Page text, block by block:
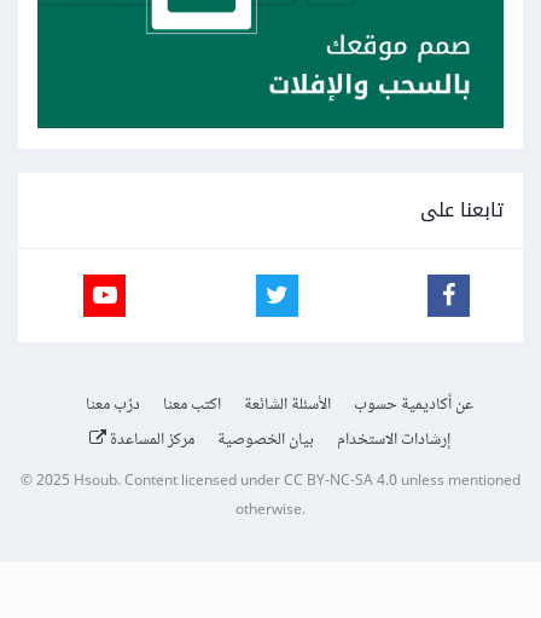
تابعنا على
عن أكاديمية حسوب الأسئلة الشائعة اكتب معنا
درّب معنا
إرشادات الاستخدام
بيان الخصوصية مركز المساعدة
© 2025 Hsoub.Content licensed underCC BY-NC-SA 4.0unless mentioned
otherwise.